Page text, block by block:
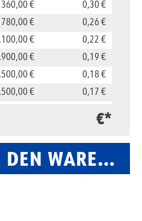
360,00 €
0,30 €
780,00 €
0,26 €
€
0,22 €
€
0,19 €
€
0,18 €
€
0,17 €
€*
gewünschten Wert ein